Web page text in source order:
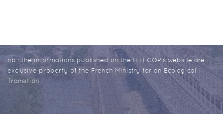
nb : the informations published on the ITTECOP's website are
exclusive property of the French Ministry for an Ecological
Transition.